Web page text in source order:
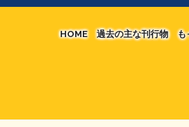
HOME 過去の主な刊行物 も